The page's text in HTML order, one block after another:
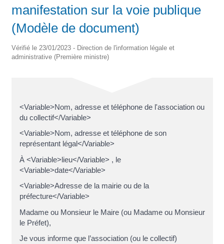
manifestation sur la voie publique
(Modèle de document)
Vérifié le 23/01/2023 - Direction de l'information légale et
administrative (Première ministre)
<Variable>Nom, adresse et téléphone de l'association ou
du collectif</Variable>
<Variable>Nom, adresse et téléphone de son
représentant légal</Variable>
À <Variable>lieu</Variable> , le
<Variable>date</Variable>
<Variable>Adresse de la mairie ou de la
préfecture</Variable>
Madame ou Monsieur le Maire (ou Madame ou Monsieur
le Préfet),
Je vous informe que l’association (ou le collectif)